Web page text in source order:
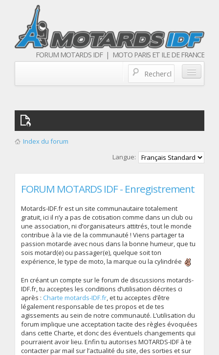
FORUM MOTARDS IDF | MOTO PARIS ET ILE DE FRANCE
Forum
Balades & sorties moto
Index du forum
Langue:
FORUM MOTARDS IDF - Enregistrement
Motards-IDF.fr est un site communautaire totalement
gratuit, ici il n’y a pas de cotisation comme dans un club ou
une association, ni d’organisateurs attitrés, tout le monde
contribue à la vie de la communauté ! Viens partager ta
passion motarde avec nous dans la bonne humeur, que tu
sois motard(e) ou passager(e), quelque soit ton
expérience, le type de moto, la marque ou la cylindrée
En créant un compte sur le forum de discussions motards-
IDF.fr, tu acceptes les conditions d’utilisation décrites ci
après : Charte motards-IDF.fr, et tu acceptes d’être
légalement responsable de tes propos et de tes
agissements au sein de notre communauté. L’utilisation du
forum implique une acceptation tacite des règles évoquées
dans cette Charte, et donc des éventuels changements qui
pourraient avoir lieu. Enfin tu autorises MOTARDS-IDF à te
contacter par mail sur l’actualité du site, des sorties et sur